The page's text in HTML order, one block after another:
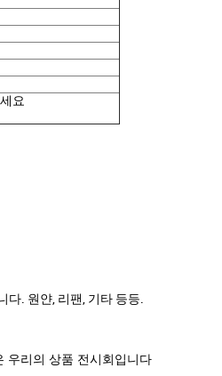
요
다. 원얀, 리팬, 기타 등등.
우리의 상품 전시회입니다